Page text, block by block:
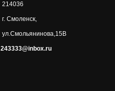
214036
г. Смоленск,
ул.Смольянинова,15В
243333@inbox.ru